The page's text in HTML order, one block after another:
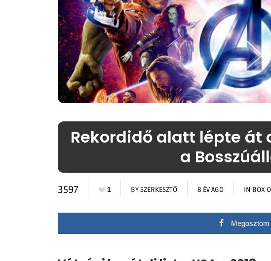
Rekordidő alatt lépte át
a
3597 1 BYSZERKESZTŐ 8 ÉV AGO IN BOX
Megosztom